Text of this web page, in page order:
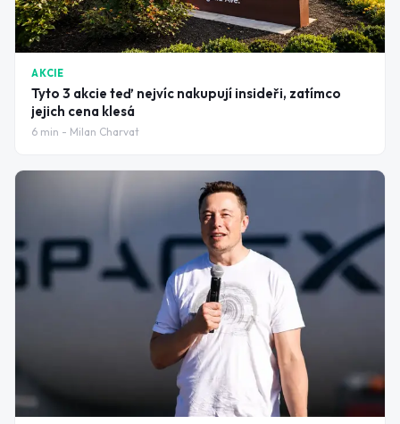
AKCIE
Tyto 3 akcie teď nejvíc nakupují insideři, zatímco
jejich cena klesá
6 min - Milan Charvat